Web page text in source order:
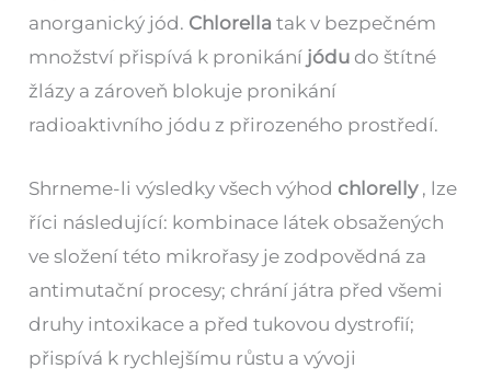
anorganický jód. Chlorella tak v bezpečném
množství přispívá k pronikání jódu do štítné
žlázy a zároveň blokuje pronikání
radioaktivního jódu z přirozeného prostředí.
Shrneme-li výsledky všech výhod chlorelly, lze
říci následující: kombinace látek obsažených
ve složení této mikrořasy je zodpovědná za
antimutační procesy; chrání játra před všemi
druhy intoxikace a před tukovou dystrofií;
přispívá k rychlejšímu růstu a vývoji